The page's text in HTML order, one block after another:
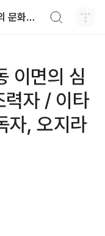
맛볼 taste.kr 비평 중심의 문화적 기호 · 맛 · 향기 리뷰
이면의 심
력자 / 이타
자, 오지라